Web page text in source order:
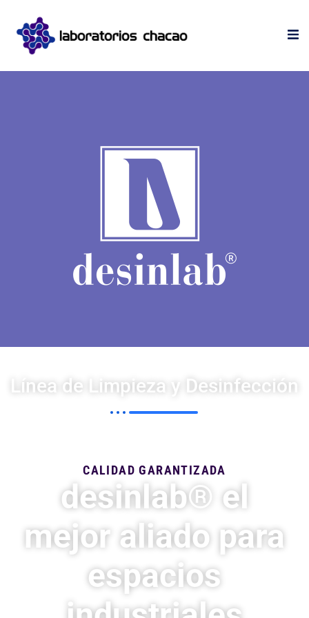
Línea de Limpieza y Desinfección
CALIDAD GARANTIZADA
desinlab® el
mejor aliado para
espacios